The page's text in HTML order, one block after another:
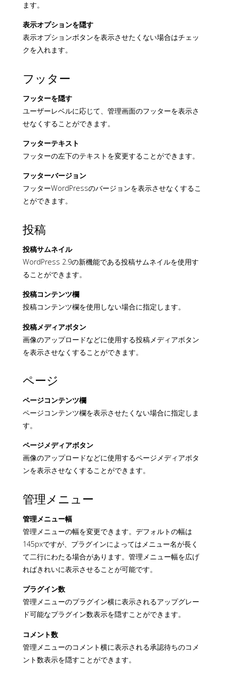
ます。
表示オプションを隠す
表示オプションボタンを表示させたくない場合はチェッ
クを入れます。
フッター
フッターを隠す
ユーザーレベルに応じて、管理画面のフッターを表示さ
せなくすることができます。
フッターテキスト
フッターの左下のテキストを変更することができます。
フッターバージョン
フッターWordPressのバージョンを表示させなくするこ
とができます。
投稿
投稿サムネイル
WordPress 2.9の新機能である投稿サムネイルを使用す
ることができます。
投稿コンテンツ欄
投稿コンテンツ欄を使用しない場合に指定します。
投稿メディアボタン
画像のアップロードなどに使用する投稿メディアボタン
を表示させなくすることができます。
ページ
ページコンテンツ欄
ページコンテンツ欄を表示させたくない場合に指定しま
す。
ページメディアボタン
画像のアップロードなどに使用するページメディアボタ
ンを表示させなくすることができます。
管理メニュー
管理メニュー幅
管理メニューの幅を変更できます。デフォルトの幅は
145pxですが、プラグインによってはメニュー名が長く
て二行にわたる場合があります。管理メニュー幅を広げ
ればきれいに表示させることが可能です。
プラグイン数
管理メニューのプラグイン横に表示されるアップグレー
ド可能なプラグイン数表示を隠すことができます。
コメント数
管理メニューのコメント横に表示される承認待ちのコメ
ント数表示を隠すことができます。